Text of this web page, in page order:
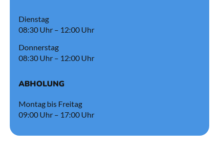
Dienstag
08:30 Uhr – 12:00 Uhr
Donnerstag
08:30 Uhr – 12:00 Uhr
ABHOLUNG
Montag bis Freitag
09:00 Uhr – 17:00 Uhr